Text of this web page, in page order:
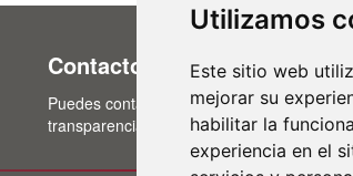
Utilizamos
Este sitio web
mejorar su
habilitar la
experiencia en el
Contacto
Puedes contactar con nosotros a través
transparencia@lasalina.es